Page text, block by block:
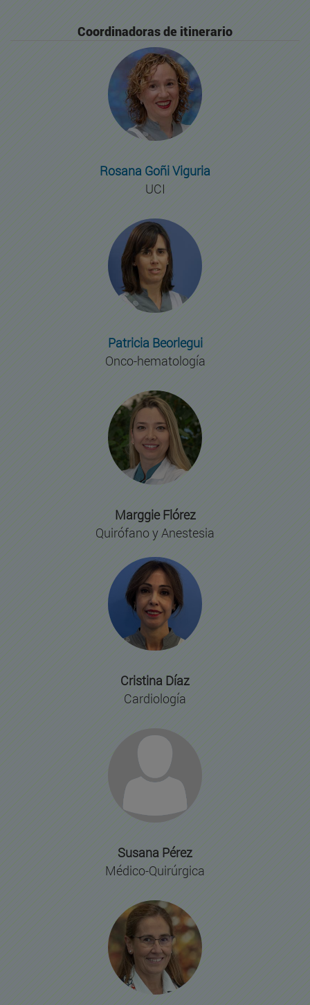
Coordinadoras de itinerario
Rosana Goñi Viguria
UCI
Patricia Beorlegui
Onco-hematología
Marggie Flórez
Quirófano y Anestesia
Cristina Díaz
Cardiología
Susana Pérez
Médico-Quirúrgica